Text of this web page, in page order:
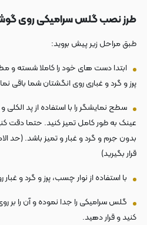
طرز نصب گلس سرامیکی روی
طبق مراحل زیر پیش بروید:
ابتدا دست های خود را کاملا شسته و
پرز و گرد و غباری روی انگشتان شما باقی
سطح نمایشگر را با استفاده از پد
عینک به طور کامل تمیز کنید. حتما دقت
بدون جرم و گرد و غبار و تمیز باشد. (حد
قرار بگیرید)
با استفاده از نوار چسب، پرز و گرد و
گلس سرامیکی را جدا نموده و آن را
کنید و قرار دهید.